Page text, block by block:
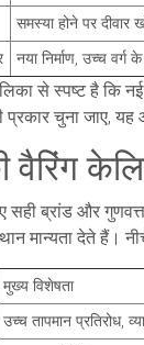
समस्या होने पर दीवार
नया निर्माण, उच्च
से स्पष्ट है कि
प्रकार चुना जाए,
वैरिंग
सही ब्रांड और
मान्यता देते हैं।
मुख्य विशेषता
उच्च तापमान प्रतिरोध,